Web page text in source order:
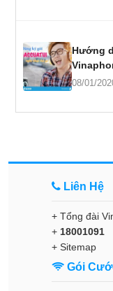
Hướng
08/01/
Liên Hệ
+ Tổng đài
+ 18001091
+ Sitemap
Gói